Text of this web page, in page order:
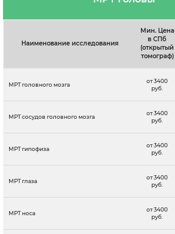
Наименование исследования
Мин. Цена
в СПб
(открытый
томограф)
МРТ головного мозга
от 3400
руб.
МРТ сосудов головного мозга
от 3400
руб.
МРТ гипофиза
от 3400
руб.
МРТ глаза
от 3400
руб.
МРТ носа
от 3400
руб.